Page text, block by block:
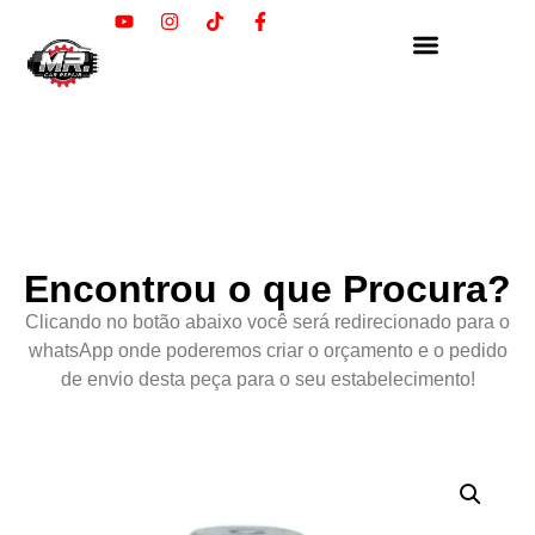
Encontrou o que Procura?
Clicando no botão abaixo você será redirecionado para o
whatsApp onde poderemos criar o orçamento e o pedido
de envio desta peça para o seu estabelecimento!